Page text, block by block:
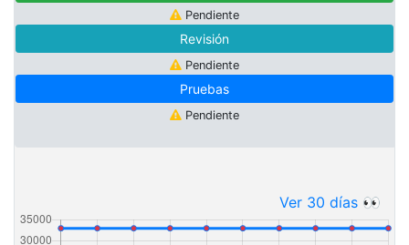
Pendiente
Revisión
Pendiente
Pruebas
Pendiente
Ver 30 días 👀